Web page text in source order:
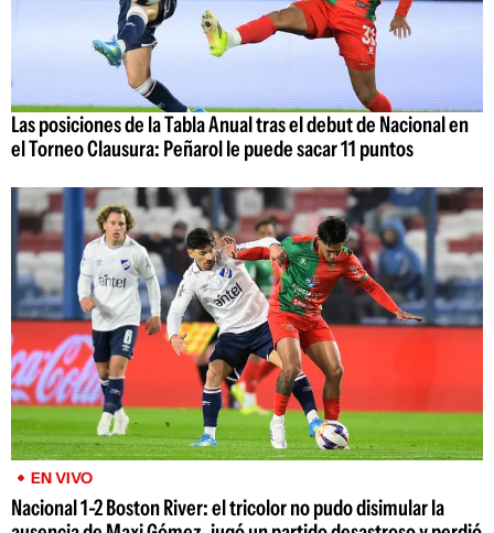
Las posiciones de la Tabla Anual tras el debut de Nacional en
el Torneo Clausura: Peñarol le puede sacar 11 puntos
EN VIVO
Nacional 1-2 Boston River: el tricolor no pudo disimular la